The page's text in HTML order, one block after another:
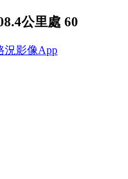
公里處 60
況影像App